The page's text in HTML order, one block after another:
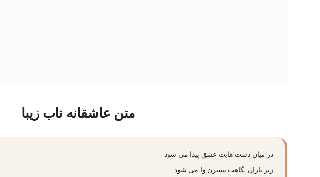
متن عاشقانه ناب زیبا
در میان دست هایت عشق پیدا می شود
زیر باران نگاهت نسترن وا می شود